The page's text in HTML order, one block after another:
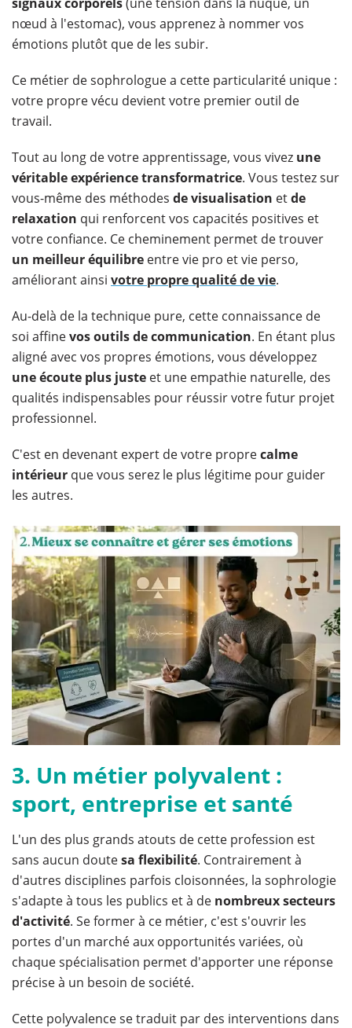
nœud à l'estomac), vous apprenez à nommer vos
émotions plutôt que de les subir.
Ce métier de sophrologue a cette particularité unique :
votre propre vécu devient votre premier outil de
travail.
Tout au long de votre apprentissage, vous vivez une
véritable expérience transformatrice. Vous testez sur
vous-même des méthodes de visualisation etde
relaxation qui renforcent vos capacités positives et
votre confiance. Ce cheminement permet de trouver
un meilleur équilibre entre vie pro et vie perso,
améliorant ainsi votre propre qualité de vie.
Au-delà de la technique pure, cette connaissance de
soi affinevos outils de communication. En étant plus
aligné avec vos propres émotions, vous développez
une écoute plus juste et une empathie naturelle, des
qualités indispensables pour réussir votre futur projet
professionnel.
C'est en devenant expert de votre proprecalme
intérieur que vous serez le plus légitime pour guider
les autres.
3. Un métier polyvalent :
sport, entreprise et santé
L'un des plus grands atouts de cette profession est
sans aucun doutesa flexibilité. Contrairement à
d'autres disciplines parfois cloisonnées, la sophrologie
s'adapte à tous les publics et à de nombreux secteurs
d'activité. Se former à ce métier, c'est s'ouvrir les
portes d'un marché aux opportunités variées, où
chaque spécialisation permet d'apporter une réponse
précise à un besoin de société.
Cette polyvalence se traduit par des interventions dans